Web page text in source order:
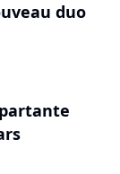
duo